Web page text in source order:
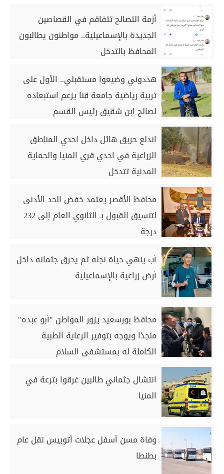
أزمة التصالح تتفاقم في القصاصين
الجديدة بالإسماعيلية.. مواطنون يطالبون
المحافظ بالتدخل
هددوني وضيعوا مستقبلي.. الأول على
تربية رياضية جامعة قنا يزعم استبعاده
لصالح ابن شقيق رئيس القسم
اندلع حريق هائل داخل احدي المناطق
الزراعية في احدي قري المنيا والحماية
المدنية تتدخل
محافظ الأقصر يعتمد خفض الحد الأدنى
لتنسيق القبول بـ الثانوي العام إلى 232
درجة
أب ينهي حياة نجله ثم يحرق جثمانه داخل
أرض زراعية بالإسماعيلية
محافظ بورسعيد يزور المواطن "أبو عبده"
منجدًا ويوجه بتوفير الرعاية الطبية
الكاملة له بمستشفى السلام
انتشال جثماني طالبين غرقوا بترعة في
المنيا
وفاة مسن أسفل عجلات أتوبيس نقل عام
بطنطا